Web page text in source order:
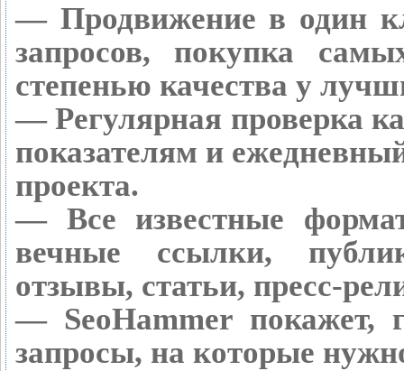
— Продвижение в один
запросов, покупка
степенью качества у
— Регулярная проверка
показателям и
проекта.
— Все известные
вечные ссылки,
отзывы, статьи, пресс-
— SeoHammer покажет,
запросы, на которые